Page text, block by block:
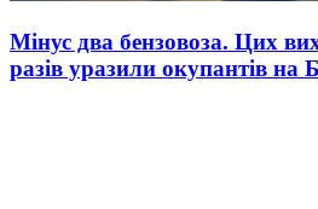
Мінус два бензовоза. Цих
разів уразили окупантів на